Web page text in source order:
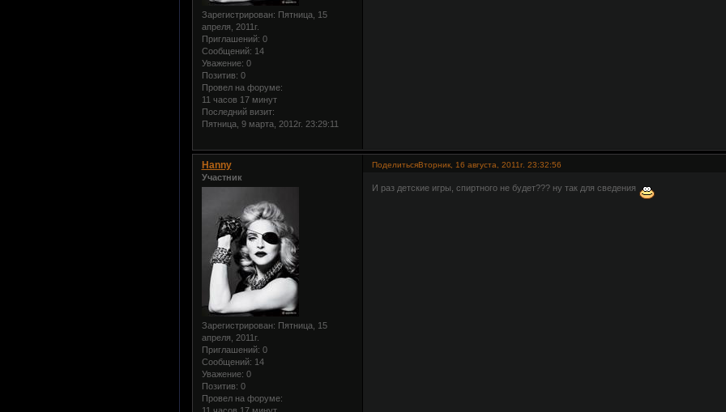
Зарегистрирован: Пятница, 15
апреля, 2011г.
Приглашений: 0
Сообщений: 14
Уважение: 0
Позитив: 0
Провел на форуме:
11 часов 17 минут
Последний визит:
Пятница, 9 марта, 2012г. 23:29:11
ПоделитьсяВторник, 16 августа, 2011г. 23:32:56
Hanny
Участник
Зарегистрирован: Пятница, 15
апреля, 2011г.
Приглашений: 0
Сообщений: 14
Уважение: 0
Позитив: 0
Провел на форуме:
И раз детские игры, спиртного не будет??? ну так для сведения